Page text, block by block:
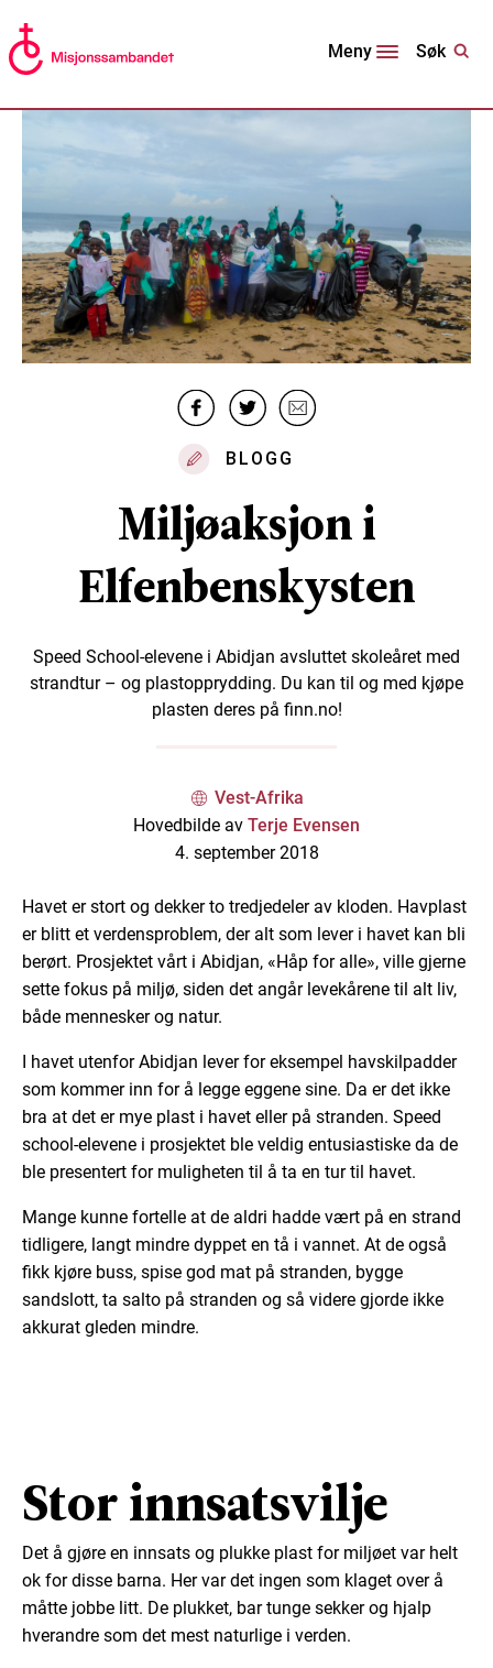
Meny Søk
BLOGG
Miljøaksjon i
Elfenbenskysten
Speed School-elevene i Abidjan avsluttet skoleåret med
strandtur – og plastopprydding. Du kan til og med kjøpe
plasten deres på finn.no!
Vest-Afrika
Hovedbilde av Terje Evensen
4. september 2018
Havet er stort og dekker to tredjedeler av kloden. Havplast
er blitt et verdensproblem, der alt som lever i havet kan bli
berørt. Prosjektet vårt i Abidjan, «Håp for alle», ville gjerne
sette fokus på miljø, siden det angår levekårene til alt liv,
både mennesker og natur.
I havet utenfor Abidjan lever for eksempel havskilpadder
som kommer inn for å legge eggene sine. Da er det ikke
bra at det er mye plast i havet eller på stranden. Speed
school-elevene i prosjektet ble veldig entusiastiske da de
ble presentert for muligheten til å ta en tur til havet.
Mange kunne fortelle at de aldri hadde vært på en strand
tidligere, langt mindre dyppet en tå i vannet. At de også
fikk kjøre buss, spise god mat på stranden, bygge
sandslott, ta salto på stranden og så videre gjorde ikke
akkurat gleden mindre.
Stor innsatsvilje
Det å gjøre en innsats og plukke plast for miljøet var helt
ok for disse barna. Her var det ingen som klaget over å
måtte jobbe litt. De plukket, bar tunge sekker og hjalp
hverandre som det mest naturlige i verden.